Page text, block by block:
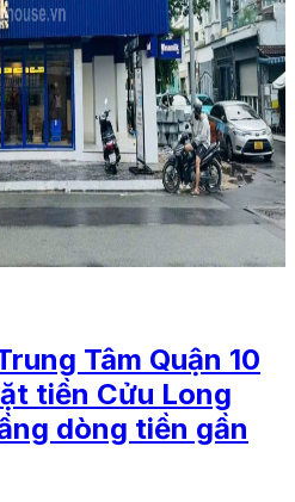
Tâm Quận 10
tiền Cửu Long
dòng tiền gần